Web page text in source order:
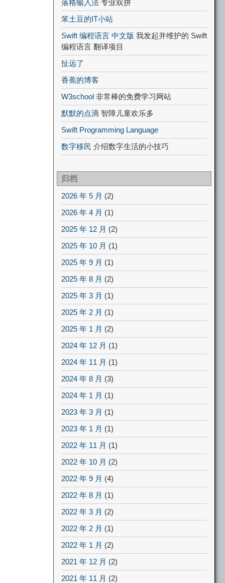
落格输入法 专业双拼
笨土豆的IT小站
Swift 编程语言 中文版 我发起并维护的 Swift
编程语言 翻译项目
扯远了
香蕉的博客
W3school 非常棒的免费学习网站
默默的点滴 智障儿童欢乐多
Swift Programming Language
数字移民 介绍数字生活的小技巧
归档
2026 年 5 月 (2)
2026 年 4 月 (1)
2025 年 12 月 (2)
2025 年 10 月 (1)
2025 年 9 月 (1)
2025 年 8 月 (2)
2025 年 3 月 (1)
2025 年 2 月 (1)
2025 年 1 月 (2)
2024 年 12 月 (1)
2024 年 11 月 (1)
2024 年 8 月 (3)
2024 年 1 月 (1)
2023 年 3 月 (1)
2023 年 1 月 (1)
2022 年 11 月 (1)
2022 年 10 月 (2)
2022 年 9 月 (4)
2022 年 8 月 (1)
2022 年 3 月 (2)
2022 年 2 月 (1)
2022 年 1 月 (2)
2021 年 12 月 (2)
2021 年 11 月 (2)